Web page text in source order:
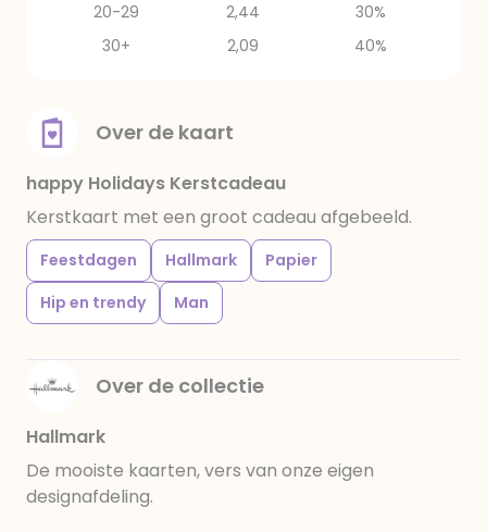
20-29
2,44
30%
30+
2,09 40%
Over de kaart
happy Holidays Kerstcadeau
Kerstkaart met een groot cadeau afgebeeld.
Feestdagen Hallmark
Papier
Hip en trendy
Man
Over de collectie
Hallmark
De mooiste kaarten, vers van onze eigen
designafdeling.